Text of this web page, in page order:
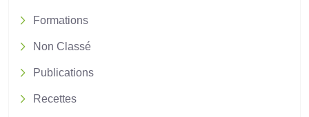
Formations
Non Classé
Publications
Recettes